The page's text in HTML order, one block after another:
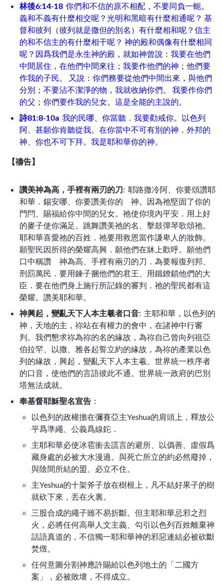
林後6:14-18 你們和不信的原不相配，不要同負一軛。
義和不義有什麼相交呢？光明和黑暗有什麼相通呢？ 基
督和彼列（彼列就是撒但的別名）有什麼相和呢？信主
的和不信主的有什麼相干呢？ 神的殿和偶像有什麼相同
呢？因爲我們是永生神的殿，就如神曾說：我要在他們
中間居住，在他們中間來往；我要作他們的神；他們要
作我的子民。 又說：你們務要從他們中間出來，與他們
分別；不要沾不潔淨的物，我就收納你們。 我要作你們
的父；你們要作我的兒女。這是全能的主說的。
詩81:8-10a 我的民哪、你當聽．我要勸戒你。以色列
阿、甚願你肯聽從我。在你當中不可有別的神．外邦的
神、你也不可下拜。我是耶和華你的神。
【禱告】
讚美神為高，手裡有兩刃的刀: 耶路撒冷阿、你要頌讚耶
和華．錫安哪、你要讚美你的 神。因為祂堅固了你的
門閂、賜福給你中間的兒女。祂使你境內平安．用上好
的麥子使你滿足。跳舞讚美祂的名、擊鼓彈琴歌頌祂。
耶和華喜愛祂的百姓．祂要用救恩當作謙卑人的妝飾。
願聖民因所得的榮耀高興．願他們在牀上歡呼。願他們
口中稱讚 神為高、手裡有兩刃的刀．為要報復列邦、
刑罰萬民．要用鍊子捆他們的君王、用鐵鐐鎖他們的大
臣．要在他們身上施行所記錄的審判．祂的聖民都有這
榮耀。讚美耶和華。
神興起，變亂天下人本主羲者口音: 主耶和華，以色列的
神，天地的主，祢站在有權力的會中，在諸神中行審
判。我們懇求祢為祢的名的緣故，為祢自己曾向列祖亞
伯拉罕、以撒、雅各起誓立約的緣故，為祢的產業以色
列的緣故，興起，變亂天下人本主羲、世界統一秩序者
的口音，使他們的言語彼此不通。世界統一政府的巴別
塔無法成就。
奉基督耶穌聖名宣告 ：
以色列的政權擔在彌賽亞主Yeshua的肩頭上，釋放公
平爲準繩、公義爲線鉈．
主耶和華必使冰雹衝去謊言的避所、以僞善、虛假爲
藏身處的必被大水漫過。與死亡所立的約必然廢掉，
與陰間所結的盟、必立不住。
主Yeshua的十架斧子放在樹根上，凡不結好果子的樹
就砍下來，丟在火裏。
三股合成的繩子雖不易折斷。但主耶和華忌邪之烈
火，必將任何高舉人文主義、勾引以色列百姓離棄神
話語真道的，不信獨一耶和華神的邪惡連結必被砍斷
焚燬。
任何意圖分割神應許賜給以色列地土的「二國方
案」，必被敗壞，不得成立。